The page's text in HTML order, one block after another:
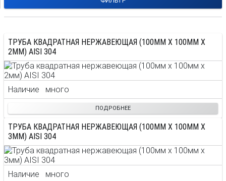
ТРУБА КВАДРАТНАЯ НЕРЖАВЕЮЩАЯ (100ММ X 100ММ X
2ММ) AISI 304
Наличие много
ПОДРОБНЕЕ
ТРУБА КВАДРАТНАЯ НЕРЖАВЕЮЩАЯ (100ММ X 100ММ X
3ММ) AISI 304
Наличие много